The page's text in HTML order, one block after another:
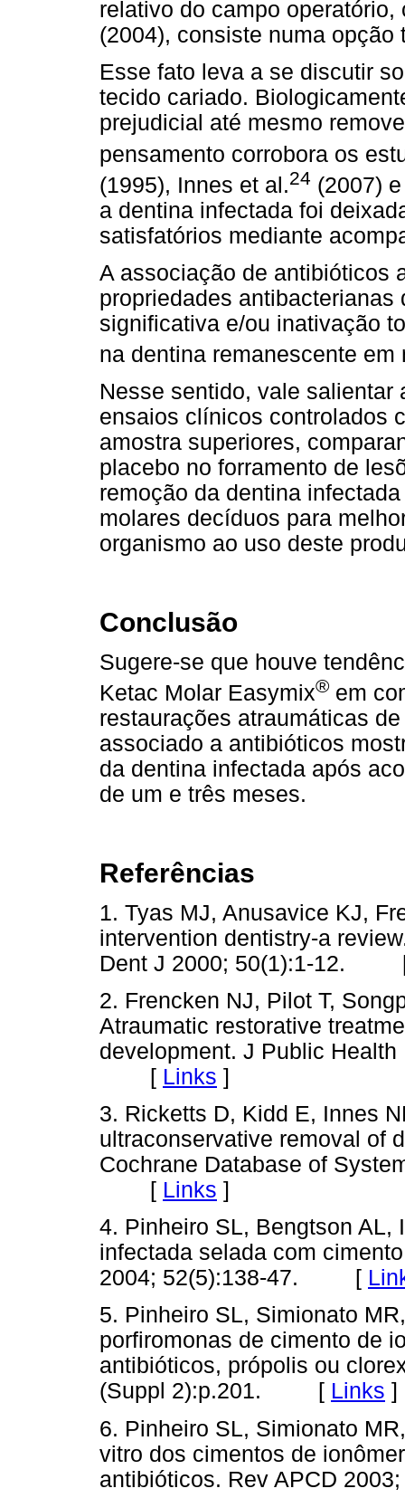
relativo do campo
(2004), consiste numa opção
Esse fato leva a se discutir
tecido cariado.
prejudicial até mesmo
pensamento corrobora os
(1995), Innes et al.24 (2007)
a dentina infectada foi
satisfatórios mediante
A associação de antibióticos
propriedades
significativa e/ou inativação
na dentina remanescente em
Nesse sentido, vale
ensaios clínicos controlados
amostra superiores,
placebo no forramento de
remoção da dentina
molares decíduos para
organismo ao uso deste
Conclusão
Sugere-se que houve
Ketac Molar Easymix® em
restaurações atraumáticas
associado a antibióticos
da dentina infectada após
de um e três meses.
Referências
1. Tyas MJ, Anusavice KJ,
intervention dentistry-a
Dent J 2000; 50(1):1-12.
2. Frencken NJ, Pilot T,
Atraumatic restorative
development. J Public
[ Links ]
3. Ricketts D, Kidd E, Innes
ultraconservative removal of
Cochrane Database of
[ Links ]
4. Pinheiro SL, Bengtson AL,
infectada selada com
2004; 52(5):138-47. [
5. Pinheiro SL, Simionato
porfiromonas de cimento de
antibióticos, própolis ou
(Suppl 2):p.201. [ Links ]
6. Pinheiro SL, Simionato
vitro dos cimentos de
antibióticos. Rev APCD